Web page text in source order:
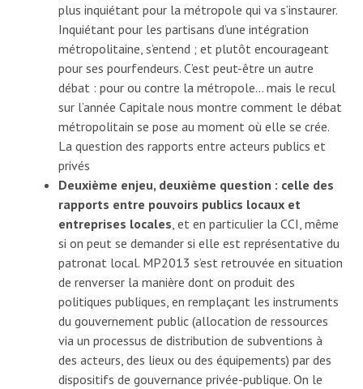
plus inquiétant pour la métropole qui va s’instaurer.
Inquiétant pour les partisans d’une intégration
métropolitaine, s’entend ; et plutôt encourageant
pour ses pourfendeurs. C’est peut-être un autre
débat : pour ou contre la métropole… mais le recul
sur l’année Capitale nous montre comment le débat
métropolitain se pose au moment où elle se crée.
La question des rapports entre acteurs publics et
privés
Deuxième enjeu, deuxième question : celle des
rapports entre pouvoirs publics locaux et
entreprises locales , et en particulier la CCI, même
si on peut se demander si elle est représentative du
patronat local. MP2013 s’est retrouvée en situation
de renverser la manière dont on produit des
politiques publiques, en remplaçant les instruments
du gouvernement public (allocation de ressources
via un processus de distribution de subventions à
des acteurs, des lieux ou des équipements) par des
dispositifs de gouvernance privée-publique. On le